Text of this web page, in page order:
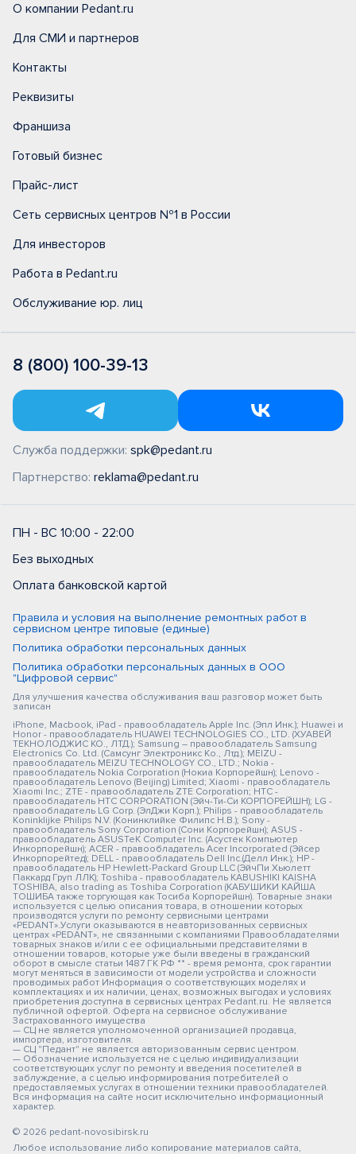
О компании Pedant.ru
Для СМИ и партнеров
Контакты
Реквизиты
Франшиза
Готовый бизнес
Прайс-лист
Сеть сервисных центров №1 в России
Для инвесторов
Работа в Pedant.ru
Обслуживание юр. лиц
8 (800) 100-39-13
Служба поддержки: spk@pedant.ru
Партнерство: reklama@pedant.ru
ПН - ВС 10:00 - 22:00
Без выходных
Оплата банковской картой
Правила и условия на выполнение ремонтных работ в
сервисном центре типовые (единые)
Политика обработки персональных данных
Политика обработки персональных данных в ООО
"Цифровой сервис"
Для улучшения качества обслуживания ваш разговор может быть
записан
iPhone, Macbook, iPad - правообладатель Apple Inc. (Эпл Инк.); Huawei и
Honor - правообладатель HUAWEI TECHNOLOGIES CO., LTD. (ХУАВЕЙ
ТЕКНОЛОДЖИС КО., ЛТД.); Samsung – правообладатель Samsung
Electronics Co. Ltd. (Самсунг Электроникс Ко., Лтд.); MEIZU -
правообладатель MEIZU TECHNOLOGY CO., LTD.; Nokia -
правообладатель Nokia Corporation (Нокиа Корпорейшн); Lenovo -
правообладатель Lenovo (Beijing) Limited; Xiaomi - правообладатель
Xiaomi Inc.; ZTE - правообладатель ZTE Corporation; HTC -
правообладатель HTC CORPORATION (Эйч-Ти-Си КОРПОРЕЙШН); LG -
правообладатель LG Corp. (ЭлДжи Корп.); Philips - правообладатель
Koninklijke Philips N.V. (Конинклийке Филипс Н.В.); Sony -
правообладатель Sony Corporation (Сони Корпорейшн); ASUS -
правообладатель ASUSTeK Computer Inc. (Асустек Компьютер
Инкорпорейшн); ACER - правообладатель Acer Incorporated (Эйсер
Инкорпорейтед); DELL - правообладатель Dell Inc.(Делл Инк.); HP -
правообладатель HP Hewlett-Packard Group LLC (ЭйчПи Хьюлетт
Паккард Груп ЛЛК); Toshiba - правообладатель KABUSHIKI KAISHA
TOSHIBA, also trading as Toshiba Corporation (КАБУШИКИ КАЙША
ТОШИБА также торгующая как Тосиба Корпорейшн). Товарные знаки
используется с целью описания товара, в отношении которых
производятся услуги по ремонту сервисными центрами
«PEDANT».Услуги оказываются в неавторизованных сервисных
центрах «PEDANT», не связанными с компаниями Правообладателями
товарных знаков и/или с ее официальными представителями в
отношении товаров, которые уже были введены в гражданский
оборот в смысле статьи 1487 ГК РФ ** - время ремонта, срок гарантии
могут меняться в зависимости от модели устройства и сложности
проводимых работ Информация о соответствующих моделях и
комплектациях и их наличии, ценах, возможных выгодах и условиях
приобретения доступна в сервисных центрах Pedant.ru. Не является
публичной офертой. Оферта на сервисное обслуживание
Застрахованного имущества
— СЦ не является уполномоченной организацией продавца,
импортера, изготовителя.
— СЦ "Педант" не является авторизованным сервис центром.
— Обозначение используется не с целью индивидуализации
соответствующих услуг по ремонту и введения посетителей в
заблуждение, а с целью информирования потребителей о
предоставляемых услугах в отношении техники правообладателей.
Вся информация на сайте носит исключительно информационный
характер.
© 2026 pedant-novosibirsk.ru
Любое использование либо копирование материалов сайта,